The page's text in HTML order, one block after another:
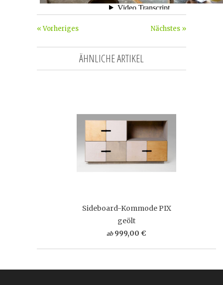
Nächstes »
« Vorheriges
ÄHNLICHE ARTIKEL
Sideboard-Kommode PIX
geölt
ab 999,00 €